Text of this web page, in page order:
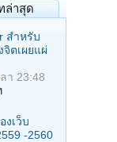
ล่าสุด
สำหรับ
จิตเผยแผ่
า 23:48
งเว็บ
-2560